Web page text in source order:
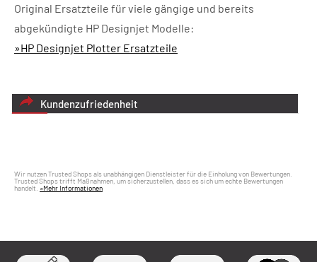
Original Ersatzteile für viele gängige und bereits
abgekündigte HP Designjet Modelle:
»HP Designjet Plotter Ersatzteile
Kundenzufriedenheit
Wir nutzen Trusted Shops als unabhängigen Dienstleister für die Einholung von Bewertungen.
Trusted Shops trifft Maßnahmen, um sicherzustellen, dass es sich um echte Bewertungen
handelt. »Mehr Informationen